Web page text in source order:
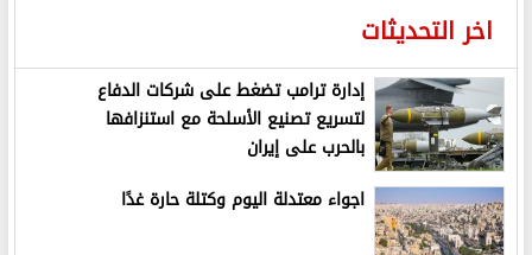
اخر التحديثات
إدارة ترامب تضغط على شركات الدفاع
لتسريع تصنيع الأسلحة مع استنزافها
بالحرب على إيران
اجواء معتدلة اليوم وكتلة حارة غدًا